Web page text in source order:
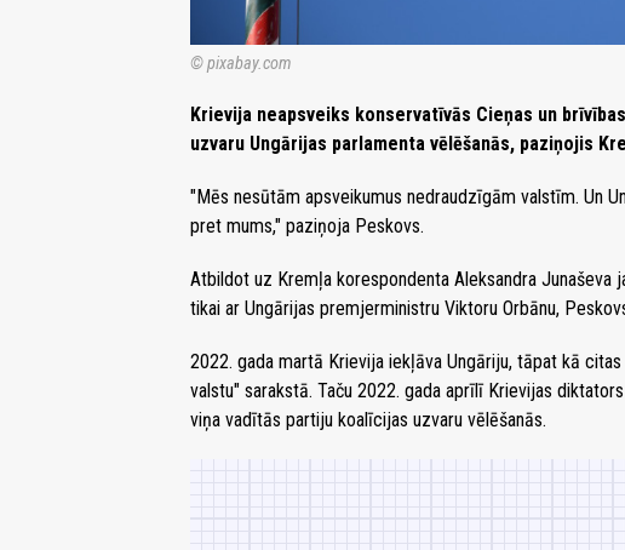
© pixabay.com
Krievija neapsveiks konservatīvās Cieņas un
uzvaru Ungārijas parlamenta vēlēšanās, paziņojis
"Mēs nesūtām apsveikumus nedraudzīgām valstīm. Un
pret mums," paziņoja Peskovs.
Atbildot uz Kremļa korespondenta Aleksandra Junaševa
tikai ar Ungārijas premjerministru Viktoru Orbānu,
2022. gada martā Krievija iekļāva Ungāriju, tāpat kā
valstu" sarakstā. Taču 2022. gada aprīlī Krievijas
viņa vadītās partiju koalīcijas uzvaru vēlēšanās.